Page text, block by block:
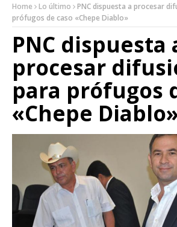
Home Lo último
PNC dispuesta a procesar
prófugos de caso «Chepe Diablo»
PNC dispuesta
procesar
para prófugos
«Chepe